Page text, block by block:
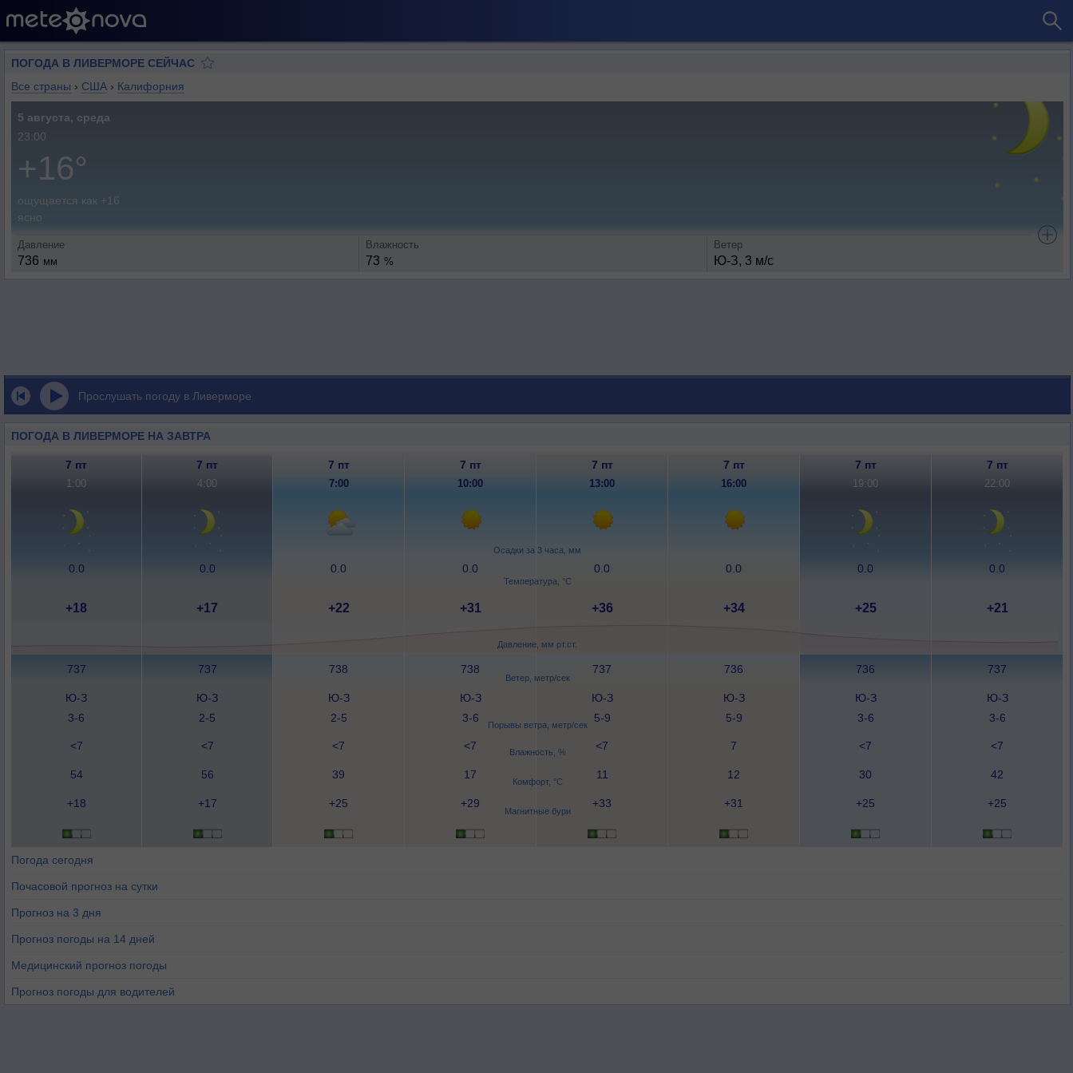
ПОГОДА В ЛИВЕРМОРЕ СЕЙЧАС
Все страны › США › Калифорния
5 августа, среда
23:00
+16°
ощущается как +16
ясно
Давление
736 мм
Влажность
73 %
Ветер
Ю-З, 3 м/с
Прослушать погоду в Ливерморе
ПОГОДА В ЛИВЕРМОРЕ НА ЗАВТРА
Осадки за 3 часа, мм
Температура, °C
Давление, мм рт.ст.
Ветер, метр/сек
Порывы ветра, метр/сек
Влажность, %
Комфорт, °C
Магнитные бури
7 пт 7 пт 7 пт 7 пт 7 пт 7 пт 7 пт 7 пт
1:00 4:00 7:00 10:00 13:00 16:00 19:00 22:00
0.0 0.0 0.0 0.0 0.0 0.0 0.0 0.0
+18 +17 +22 +31 +36 +34 +25 +21
737 737 738 738 737 736 736 737
Ю-З
3-6
Ю-З
2-5
Ю-З
2-5
Ю-З
3-6
Ю-З
5-9
Ю-З
5-9
Ю-З
3-6
Ю-З
3-6
<7 <7 <7 <7 <7 7 <7 <7
54 56 39 17 11 12 30 42
+18 +17 +25 +29 +33 +31 +25 +25
Погода сегодня
Почасовой прогноз на сутки
Прогноз на 3 дня
Прогноз погоды на 14 дней
Медицинский прогноз погоды
Прогноз погоды для водителей